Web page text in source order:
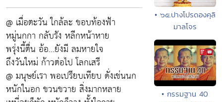
@ เมื่อตะวัน ใกล้ละ ขอบท้องฟ้า
หมู่นกกา กลับรัง หลีกหน้าหาย
พรุ่งนี้ตื่น อ้อ...ยังมี ลมหายใจ
ถึงวันใหม่ ก้าวต่อไป โลกเสรี
@ มนุษย์เรา พอเปรียบเทียบ ดั่งเช่นนก
หนักในอก ขวนขวาย สิ่งมากหลาย
• ๖๕.ปางโปรดองคุลิ
มาลโจร
• กรรมฐาน 40